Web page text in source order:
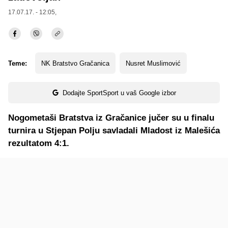
17.07.17. - 12:05,
Teme: NK Bratstvo Gračanica Nusret Muslimović
Dodajte SportSport u vaš Google izbor
Nogometaši Bratstva iz Gračanice jučer su u finalu
turnira u Stjepan Polju savladali Mladost iz Malešića
rezultatom 4:1.